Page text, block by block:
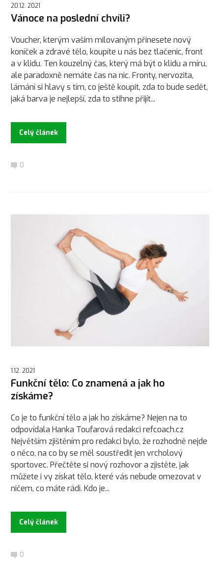
20.12. 2021
Vánoce na poslední chvíli?
Voucher, kterým vašim milovaným přinesete nový
koníček a zdravé tělo, koupíte u nás bez tlačenic, front
a v klidu. Ten kouzelný čas, který má být o klidu a míru,
ale paradoxně nemáte čas na nic. Fronty, nervozita,
lámání si hlavy s tím, co ještě koupit, zda to bude sedět,
jaká barva je nejlepší, zda to stihne přijít...
Celý článek
0
1.12. 2021
Funkční tělo: Co znamená a jak ho
získáme?
Co je to funkční tělo a jak ho získáme? Nejen na to
odpovídala Hanka Toufarová redakci refcoach.cz
Největším zjištěním pro redakci bylo, že rozhodně nejde
o něco, na co by se měl soustředit jen vrcholový
sportovec. Přečtěte si nový rozhovor a zjistěte, jak
můžete i vy získat tělo, které vás nebude omezovat v
ničem, co máte rádi. Kdo je...
Celý článek
0